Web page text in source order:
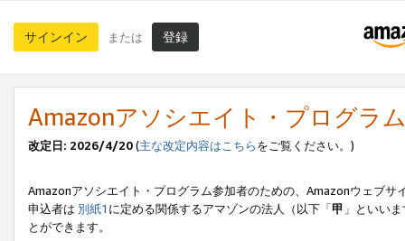
サインイン または 登録
Amazonアソシエイト・プログラ
改定日: 2026/4/20(主な改定内容はこちらをご覧ください。)
Amazonアソシエイト・プログラム参加者のための、Amazonウェブサ
申込者は 別紙1 に定める関係するアマゾンの法人（以下「甲 」といい
とができます。